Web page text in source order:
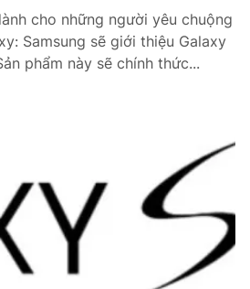
cho những người yêu chuộng
Samsung sẽ giới thiệu Galaxy
phẩm này sẽ chính thức...